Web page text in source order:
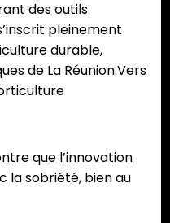
des outils
pleinement
durable,
de La Réunion.Vers
que l’innovation
la sobriété, bien au